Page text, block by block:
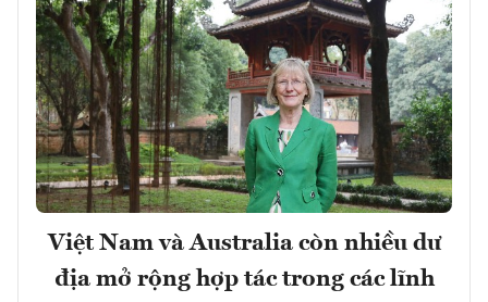
Việt Nam và Australia còn nhiều dư
địa mở rộng hợp tác trong các lĩnh